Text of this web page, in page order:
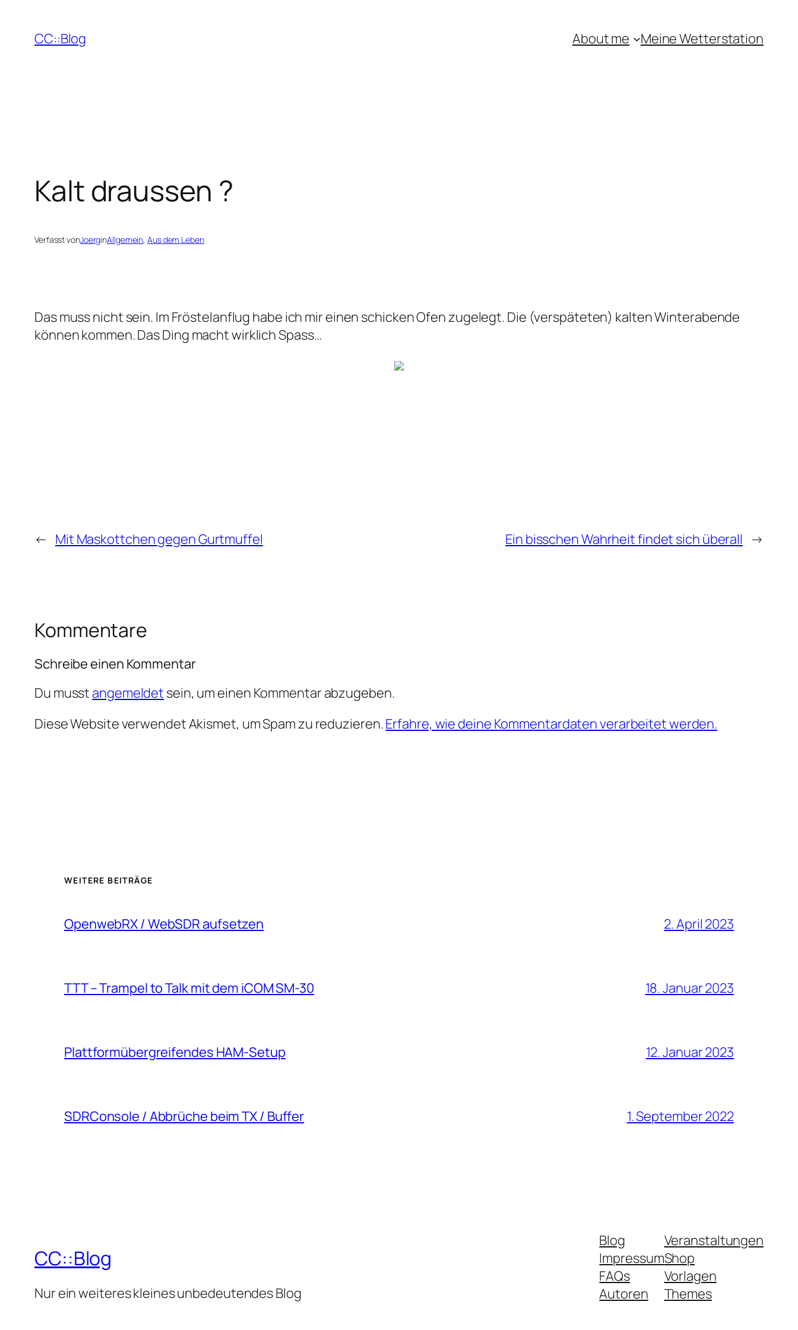
Inhalt
springen
CC::Blog About me Meine Wetterstation
Kalt draussen ?
Verfasst vonJoerginAllgemein, Aus dem Leben
Das muss nicht sein. Im Fröstelanflug habe ich mir einen schicken Ofen zugelegt. Die (verspäteten) kalten Winterabende
können kommen. Das Ding macht wirklich Spass…
← Mit Maskottchen gegen Gurtmuffel Ein bisschen Wahrheit findet sich überall →
Kommentare
Schreibe einen Kommentar
Du musst angemeldet sein, um einen Kommentar abzugeben.
Diese Website verwendet Akismet, um Spam zu reduzieren.Erfahre, wie deine Kommentardaten verarbeitet werden.
WEITERE BEITRÄGE
OpenwebRX / WebSDR aufsetzen 2. April 2023
TTT – Trampel to Talk mit dem iCOM SM-30 18. Januar 2023
Plattformübergreifendes HAM-Setup 12. Januar 2023
SDRConsole / Abbrüche beim TX / Buffer 1. September 2022
CC::Blog
Nur ein weiteres kleines unbedeutendes Blog
Blog
Impressum
FAQs
Autoren
Veranstaltungen
Shop
Vorlagen
Themes